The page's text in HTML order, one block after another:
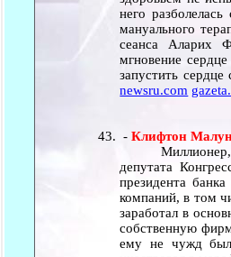
него
мануального
сеанса Аларих
мгновение
запустить
newsru.com
-Клифтон
Миллионер,
депутата
президента
компаний, в том
заработал в
собственную
ему не чужд